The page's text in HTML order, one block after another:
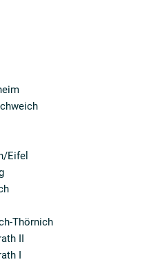
Eifel
Thörnich
II
I